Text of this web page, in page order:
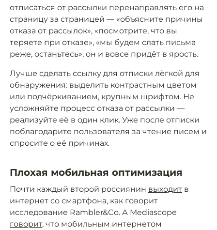
отписаться от рассылки перенаправлять его на
страницу за страницей — «объясните причины
отказа от рассылок», «посмотрите, что вы
теряете при отказе», «мы будем слать письма
реже, останьтесь», он и вовсе придёт в ярость.
Лучше сделать ссылку для отписки лёгкой для
обнаружения: выделить контрастным цветом
или подчёркиванием, крупным шрифтом. Не
усложняйте процесс отказа от рассылки —
реализуйте её в один клик. Уже после отписки
поблагодарите пользователя за чтение писем и
спросите о её причинах.
Плохая мобильная оптимизация
Почти каждый второй россиянин выходит в
интернет со смартфона, как говорит
исследование Rambler&Co. А Mediascope
говорит, что мобильным интернетом